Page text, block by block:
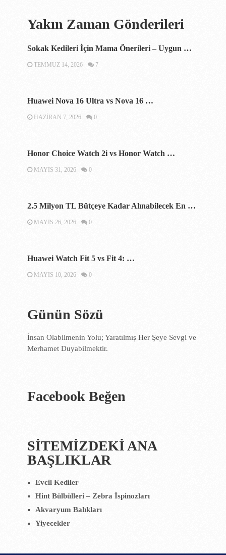
Yakın Zaman Gönderileri
Sokak Kedileri İçin Mama Önerileri – Uygun …
TEMMUZ 14, 2026 7
Huawei Nova 16 Ultra vs Nova 16 …
HAZIRAN 7, 2026 0
Honor Choice Watch 2i vs Honor Watch …
MAYIS 31, 2026 0
2.5 Milyon TL Bütçeye Kadar Alınabilecek En …
MAYIS 26, 2026 0
Huawei Watch Fit 5 vs Fit 4: …
MAYIS 10, 2026 0
Günün Sözü
İnsan Olabilmenin Yolu; Yaratılmış Her Şeye Sevgi ve
Merhamet Duyabilmektir.
Facebook Beğen
SİTEMİZDEKİ ANA
BAŞLIKLAR
Evcil Kediler
Hint Bülbülleri – Zebra İspinozları
Akvaryum Balıkları
Yiyecekler